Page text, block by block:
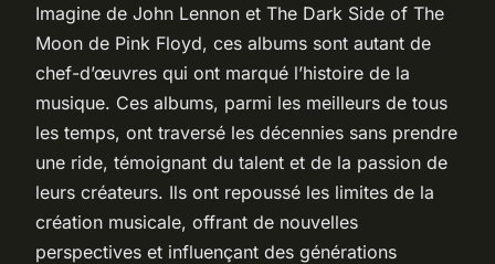
Imagine de John Lennon et The Dark Side of The
Moon de Pink Floyd, ces albums sont autant de
chef-d’œuvres qui ont marqué l’histoire de la
musique. Ces albums, parmi les meilleurs de tous
les temps, ont traversé les décennies sans prendre
une ride, témoignant du talent et de la passion de
leurs créateurs. Ils ont repoussé les limites de la
création musicale, offrant de nouvelles
perspectives et influençant des générations